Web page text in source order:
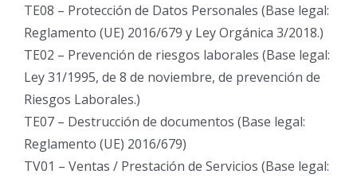
TE08 – Protección de Datos Personales (Base legal:
Reglamento (UE) 2016/679 y Ley Orgánica 3/2018.)
TE02 – Prevención de riesgos laborales (Base legal:
Ley 31/1995, de 8 de noviembre, de prevención de
Riesgos Laborales.)
TE07 – Destrucción de documentos (Base legal:
Reglamento (UE) 2016/679)
TV01 – Ventas / Prestación de Servicios (Base legal: